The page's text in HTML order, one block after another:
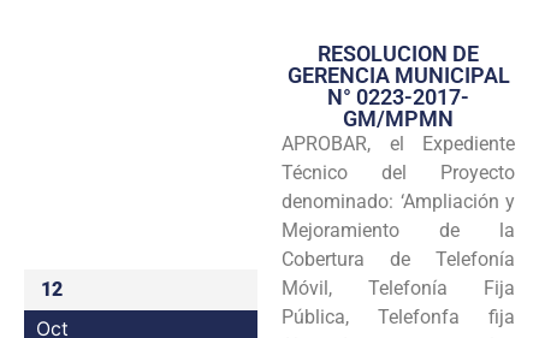
Transparencia
Seguridad
Programas
Intranet
12
Oct
RESOLUCION DE
GERENCIA MUNICIPAL
N° 0223-2017-
GM/MPMN
APROBAR, el Expediente
Técnico del Proyecto
denominado: ‘Ampliación y
Mejoramiento de la
Cobertura de Telefonía
Móvil, Telefonía Fija
Pública, Telefonfa fija